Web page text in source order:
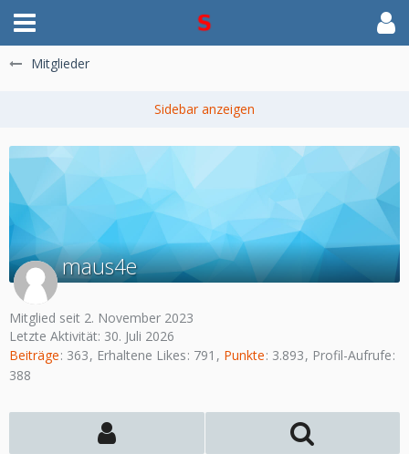
Mitglieder
maus4e
Mitglied seit 2. November 2023
Letzte Aktivität: 30. Juli 2026
Beiträge 363 Erhaltene Likes 791 Punkte 3.893
Profil-Aufrufe
388